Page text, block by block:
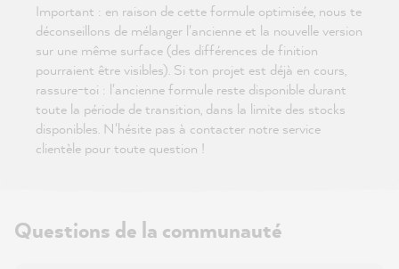
Important : en raison de cette formule optimisée, nous te
déconseillons de mélanger l'ancienne et la nouvelle version
sur une même surface (des différences de finition
pourraient être visibles). Si ton projet est déjà en cours,
rassure-toi : l'ancienne formule reste disponible durant
toute la période de transition, dans la limite des stocks
disponibles. N'hésite pas à contacter notre service
clientèle pour toute question !
Questions de la communauté